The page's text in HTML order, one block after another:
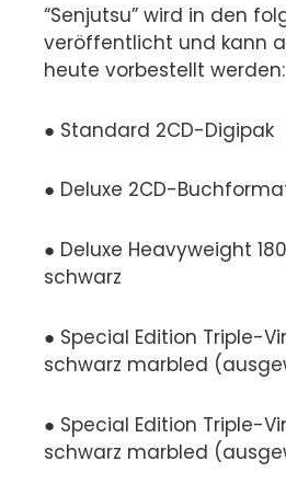
“Senjutsu” wird in den
veröffentlicht und kann
heute vorbestellt werden:
● Standard 2CD-Digipak
● Deluxe 2CD-
● Deluxe Heavyweight
schwarz
● Special Edition Triple-
schwarz marbled
● Special Edition Triple-
schwarz marbled